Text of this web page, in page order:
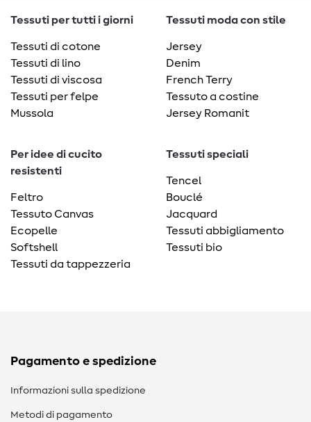
Tessuti per tutti i giorni
Tessuti di cotone
Tessuti di lino
Tessuti di viscosa
Tessuti per felpe
Mussola
Tessuti moda con stile
Jersey
Denim
French Terry
Tessuto a costine
Jersey Romanit
Per idee di cucito
resistenti
Feltro
Tessuto Canvas
Ecopelle
Softshell
Tessuti da tappezzeria
Tessuti speciali
Tencel
Bouclé
Jacquard
Tessuti abbigliamento
Tessuti bio
Pagamento e spedizione
Informazioni sulla spedizione
Metodi di pagamento